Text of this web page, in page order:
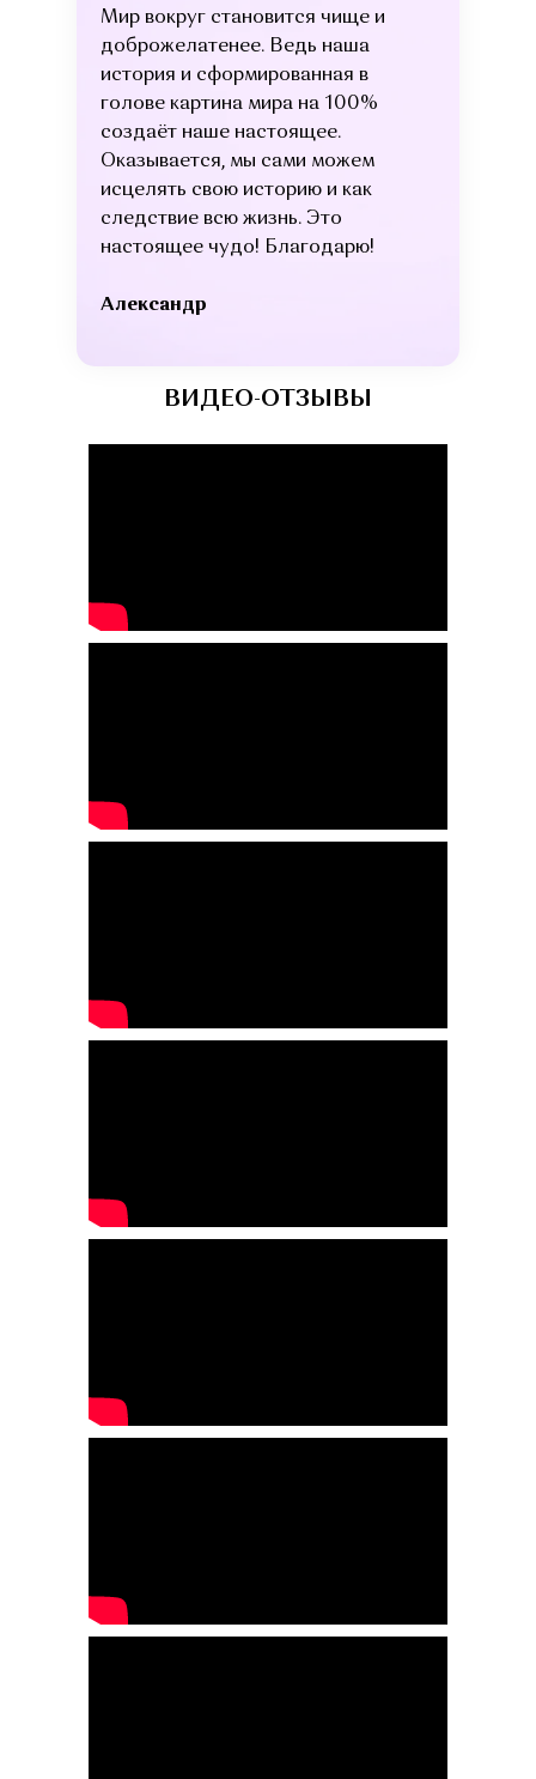
Мир вокруг становится чище и
доброжелатенее. Ведь наша
история и сформированная в
голове картина мира на 100%
создаёт наше настоящее.
Оказывается, мы сами можем
исцелять свою историю и как
следствие всю жизнь. Это
настоящее чудо! Благодарю!
Александр
ВИДЕО-ОТЗЫВЫ